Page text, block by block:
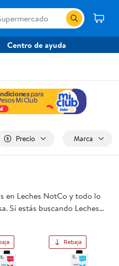
Centro de ayuda
Precio Marca
en Leches NotCo y todo lo
Si estás buscando Leches
o productos para el hogar,
tienda, y haz que esta
para ti y tu familia.
Rebaja